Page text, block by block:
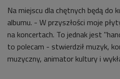
Na miejscu dla chętnych będą do
albumu. - W przyszłości moje
na koncertach. To jednak jest
to polecam - stwierdził muzyk,
muzyczny, animator kultury i